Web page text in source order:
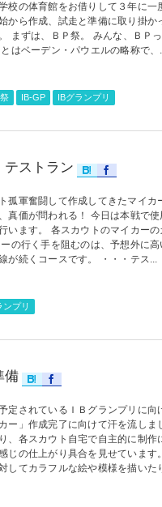
校の体育館をお借りして３年に一
から作成、試走と準備に取り掛か
まずは、ＢＰ祭。 みんな、ＢＰ
はベーデン・パウエルの略称で、
IB-GP IBグランプリ
ストラン
孤軍奮闘して作成してきたマイカ
真価が問われる！ 今日は本戦で
います。 各スカウトのマイカー
の行く手を阻むのは、予想外に高
が続くコースです。 ・・・テス...
ンプリ
備
定されているＩＢグランプリに向
ー」作成完了に向けて汗を流しま
、各スカウト自宅で自主的に制作
じの仕上がり具合を見せています
してカラフルな絵や模様を描いた